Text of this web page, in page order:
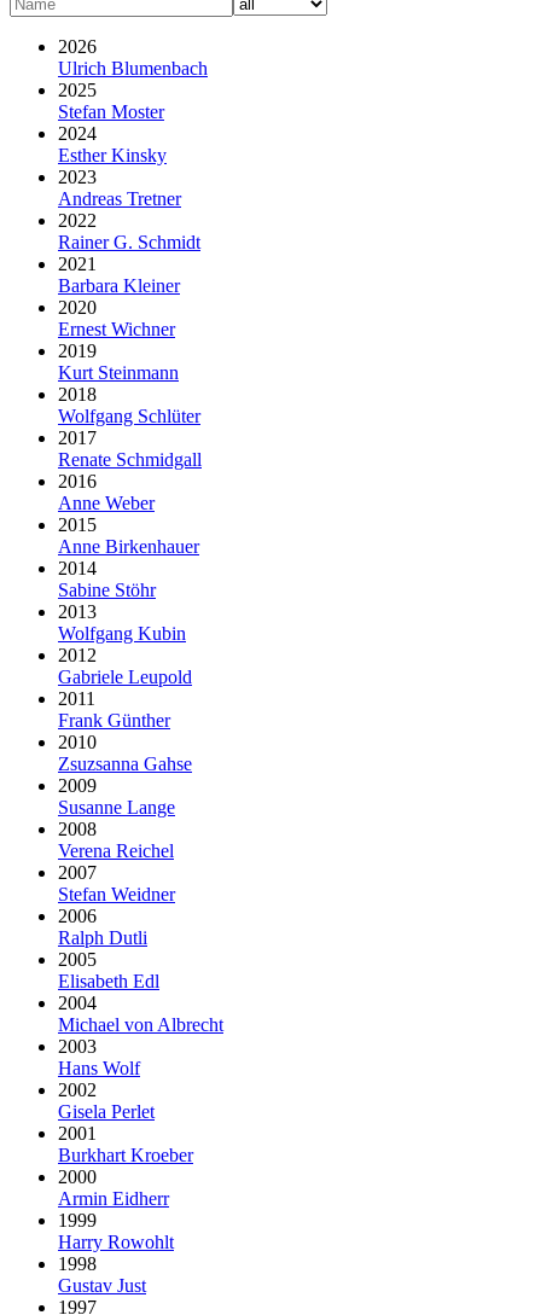
2026
Ulrich Blumenbach
2025
Stefan Moster
2024
Esther Kinsky
2023
Andreas Tretner
2022
Rainer G. Schmidt
2021
Barbara Kleiner
2020
Ernest Wichner
2019
Kurt Steinmann
2018
Wolfgang Schlüter
2017
Renate Schmidgall
2016
Anne Weber
2015
Anne Birkenhauer
2014
Sabine Stöhr
2013
Wolfgang Kubin
2012
Gabriele Leupold
2011
Frank Günther
2010
Zsuzsanna Gahse
2009
Susanne Lange
2008
Verena Reichel
2007
Stefan Weidner
2006
Ralph Dutli
2005
Elisabeth Edl
2004
Michael von Albrecht
2003
Hans Wolf
2002
Gisela Perlet
2001
Burkhart Kroeber
2000
Armin Eidherr
1999
Harry Rowohlt
1998
Gustav Just
1997